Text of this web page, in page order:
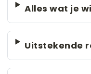
Alles wat je
Uitstekende